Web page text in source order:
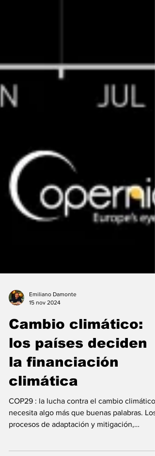
15 nov 2024
Cambio climático:
los países deciden
la financiación
climática
COP29 : la lucha contra el cambio climático
necesita algo más que buenas palabras. Los